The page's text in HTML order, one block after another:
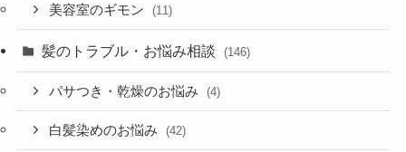
美容室のギモン (11)
髪のトラブル・お悩み相談 (146)
パサつき・乾燥のお悩み (4)
白髪染めのお悩み (42)